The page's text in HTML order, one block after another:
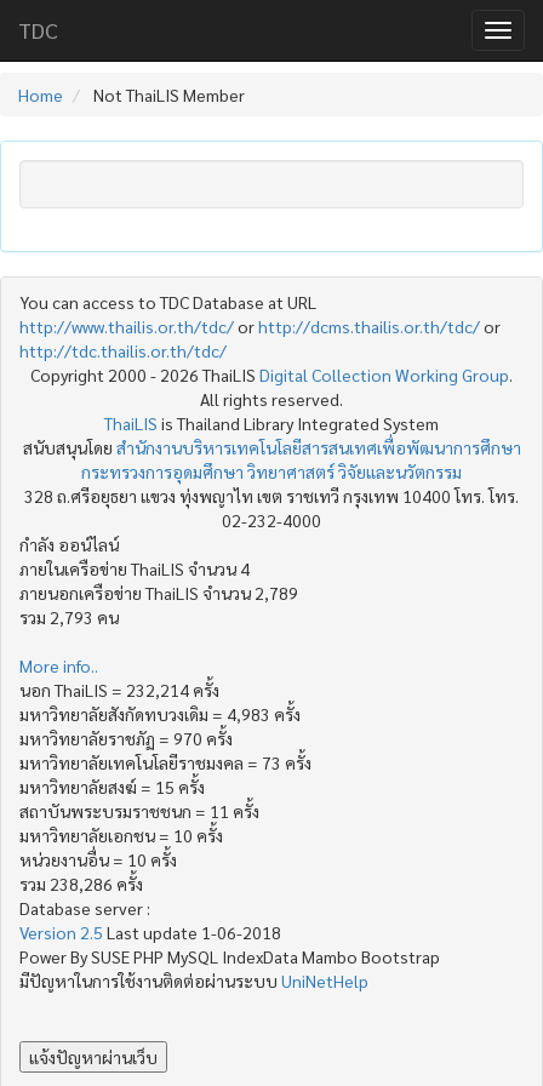
TDC
Home Not ThaiLIS Member
You can access to TDC Database at URL
http://www.thailis.or.th/tdc/orhttp://dcms.thailis.or.th/tdc/or
http://tdc.thailis.or.th/tdc/
Copyright 2000 - 2026 ThaiLIS Digital Collection Working Group.
All rights reserved.
ThaiLIS is Thailand Library Integrated System
สนับสนุนโดย สำนักงานบริหารเทคโนโลยีสารสนเทศเพื่อพัฒนาการศึกษา
กระทรวงการอุดมศึกษา วิทยาศาสตร์ วิจัยและนวัตกรรม
328 ถ.ศรีอยุธยา แขวง ทุ่งพญาไท เขต ราชเทวี กรุงเทพ 10400 โทร. โทร.
02-232-4000
กำลัง ออน์ไลน์
ภายในเครือข่าย ThaiLIS จำนวน 4
ภายนอกเครือข่าย ThaiLIS จำนวน 2,789
รวม 2,793 คน
More info..
นอก ThaiLIS = 232,214 ครั้ง
มหาวิทยาลัยสังกัดทบวงเดิม = 4,983 ครั้ง
มหาวิทยาลัยราชภัฏ = 970 ครั้ง
มหาวิทยาลัยเทคโนโลยีราชมงคล = 73 ครั้ง
มหาวิทยาลัยสงฆ์ = 15 ครั้ง
สถาบันพระบรมราชชนก = 11 ครั้ง
มหาวิทยาลัยเอกชน = 10 ครั้ง
หน่วยงานอื่น = 10 ครั้ง
รวม 238,286 ครั้ง
Database server :
Version 2.5 Last update 1-06-2018
Power By SUSE PHP MySQL IndexData Mambo Bootstrap
มีปัญหาในการใช้งานติดต่อผ่านระบบ UniNetHelp